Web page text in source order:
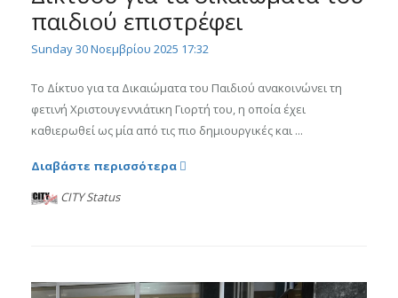
παιδιού επιστρέφει
Sunday 30 Νοεμβρίου 2025 17:32
Το Δίκτυο για τα Δικαιώματα του Παιδιού ανακοινώνει τη
φετινή Χριστουγεννιάτικη Γιορτή του, η οποία έχει
καθιερωθεί ως μία από τις πιο δημιουργικές και ...
Διαβάστε περισσότερα
CITY Status